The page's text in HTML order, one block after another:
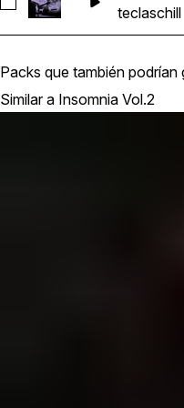
Seleccionar teclaschill
Packs que también podrían
Similar a Insomnia Vol.2